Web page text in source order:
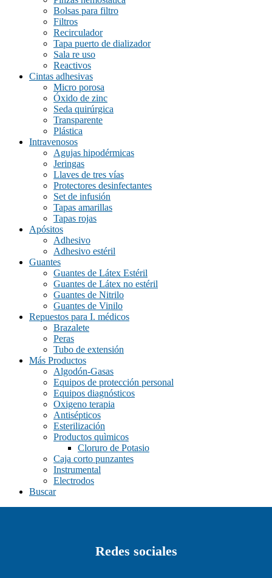
blanco/rojo(0)
café(0)
celeste(0)
gris(0)
madera(0)
madera/cobre(0)
morado(0)
naranjo(0)
natural(0)
negro(0)
negro, morado, blanco, amarillo
negro/azul(0)
negro/azul, negro/rojo, negro/naranjo, negro/verde
negro/naranjo
(0)
negro/rojo
negro/verde (0)
plata rojo(0)
plata/azul(0)
plata/azul, plata/rojo, plata/negro
plata/negro(0)
rojo(0)
verde(0)
Bolsas para filtro
Filtros
Recirculador
Tapa puerto de dializador
Sala re uso
Reactivos
Cintas adhesivas
Micro porosa
Óxido de zinc
Seda quirúrgica
Transparente
Plástica
Intravenosos
Agujas hipodérmicas
Jeringas
Llaves de tres vías
Protectores desinfectantes
Set de infusión
Tapas amarillas
Tapas rojas
Apósitos
Adhesivo
Adhesivo estéril
Guantes
Guantes de Látex Estéril
Guantes de Látex no estéril
Guantes de Nitrilo
Guantes de Vinilo
Repuestos para I. médicos
Brazalete
Peras
Tubo de extensión
Más Productos
Algodón-Gasas
Equipos de protección personal
Equipos diagnósticos
Oxigeno terapia
Antisépticos
Esterilización
Productos quìmicos
Cloruro de Potasio
Caja corto punzantes
Instrumental
Electrodos
Buscar
Redes sociales